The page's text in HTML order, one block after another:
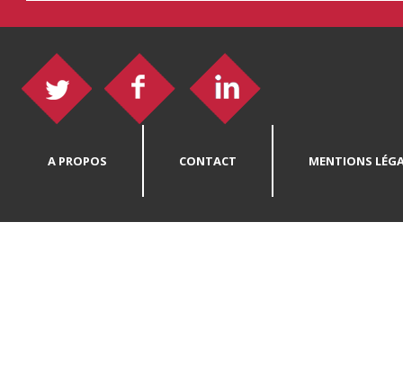
A PROPOS CONTACT MENTIONS